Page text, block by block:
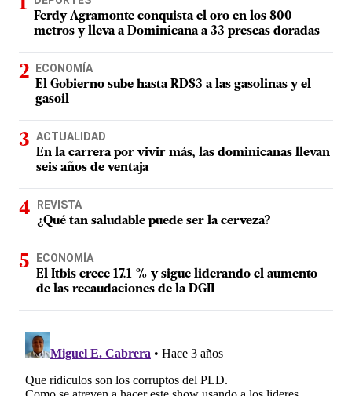
Ferdy Agramonte conquista el oro en los 800
metros y lleva a Dominicana a 33 preseas doradas
ECONOMÍA
El Gobierno sube hasta RD$3 a las gasolinas y el
gasoil
ACTUALIDAD
En la carrera por vivir más, las dominicanas llevan
seis años de ventaja
REVISTA
¿Qué tan saludable puede ser la cerveza?
ECONOMÍA
El Itbis crece 17.1 % y sigue liderando el aumento
de las recaudaciones de la DGII